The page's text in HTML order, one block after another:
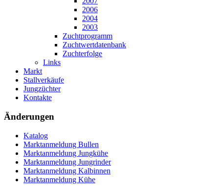
2006
2004
2003
Zuchtprogramm
Zuchtwertdatenbank
Zuchterfolge
Links
Markt
Stallverkäufe
Jungzüchter
Kontakte
Änderungen
Katalog
Marktanmeldung Bullen
Marktanmeldung Jungkühe
Marktanmeldung Jungrinder
Marktanmeldung Kalbinnen
Marktanmeldung Kühe